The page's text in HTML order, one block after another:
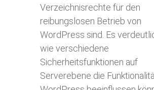
Verzeichnisrechte für den
reibungslosen Betrieb von
WordPress sind. Es
wie verschiedene
Sicherheitsfunktionen auf
Serverebene die